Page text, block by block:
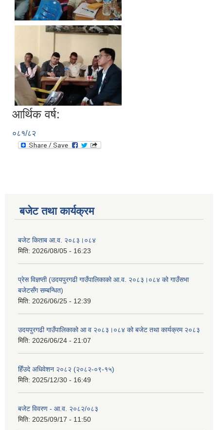
आर्थिक वर्ष:
०८१/८२
बजेट तथा कार्यक्रम
बजेट किताब आ.व. २०८३।०८४
मिति: 2026/08/05 - 16:23
प्रेस विज्ञप्ती (उदयपुरगढी गाउँपालिकाको आ.व. २०८३।०८४ को गाउँसभा
बजेटसँग सम्बन्धित)
मिति: 2026/06/25 - 12:39
उदयपुरगढी गाउँपालिकाको आ व २०८३।०८४ को बजेट तथा कार्यक्रम २०८३
मिति: 2026/06/24 - 21:07
हिँउदे अधिवेशन २०८२ (२०८२-०९-१५)
मिति: 2025/12/30 - 16:49
बजेट विवरण - आ.व. २०८२/०८३
मिति: 2025/09/17 - 11:50